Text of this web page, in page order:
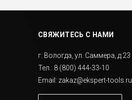
СВЯЖИТЕСЬ С НАМИ
г. Вологда, ул. Саммера, д.23
Тел.: 8 (800) 444-33-10
Email: zakaz@ekspert-tools.ru